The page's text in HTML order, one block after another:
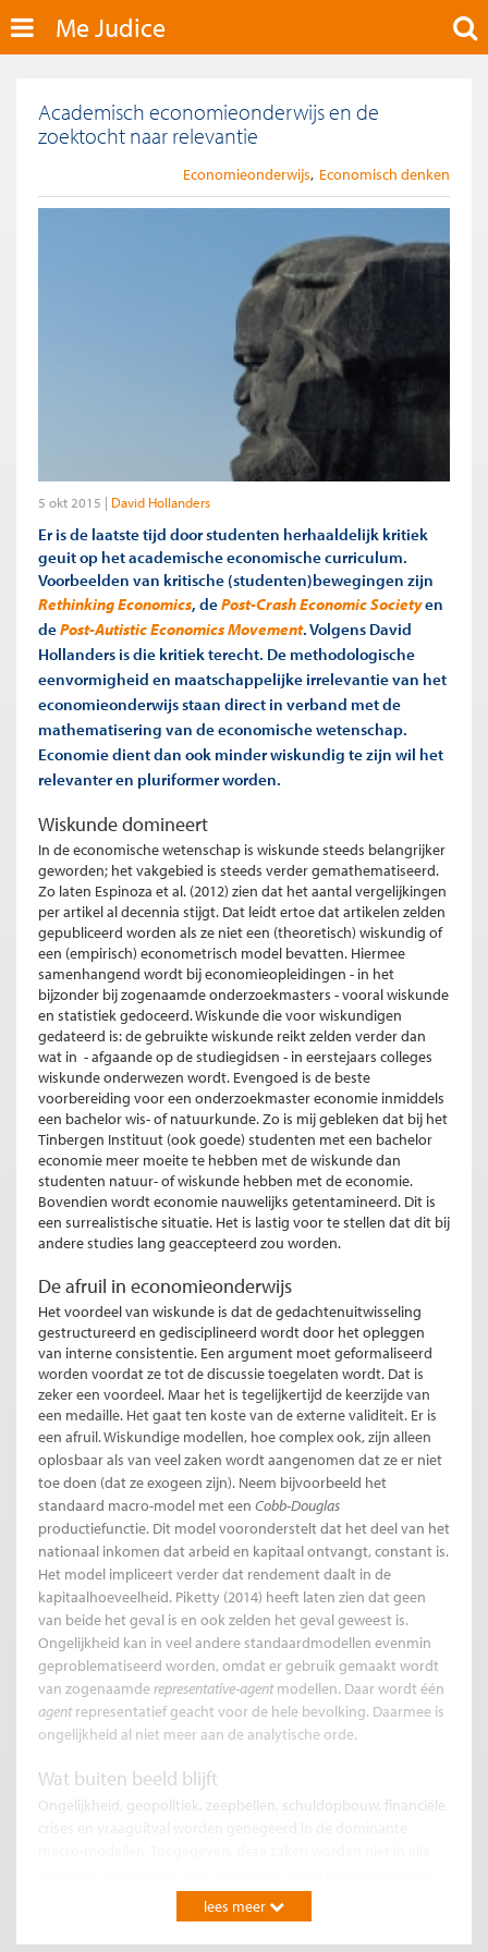
Me Judice
Academisch economieonderwijs en de
zoektocht naar relevantie
Economieonderwijs Economisch denken
5 okt 2015 David Hollanders
Er is de laatste tijd door studenten herhaaldelijk kritiek
geuit op het academische economische curriculum.
Voorbeelden van kritische (studenten)bewegingen zijn
Rethinking Economics, dePost-Crash Economic Societyen
dePost-Autistic EconomicsMovement. Volgens David
Hollanders is die kritiek terecht. De methodologische
eenvormigheid en maatschappelijke irrelevantie van het
economieonderwijs staan direct in verband met de
mathematisering van de economische wetenschap.
Economie dient dan ook minder wiskundig te zijn wil het
relevanter en pluriformer worden.
Wiskunde domineert
In de economische wetenschap is wiskunde steeds belangrijker
geworden; het vakgebied is steeds verder gemathematiseerd.
Zo laten Espinoza et al. (2012) zien dat het aantal vergelijkingen
per artikel al decennia stijgt. Dat leidt ertoe dat artikelen zelden
gepubliceerd worden als ze niet een (theoretisch) wiskundig of
een (empirisch) econometrisch model bevatten. Hiermee
samenhangend wordt bij economieopleidingen - in het
bijzonder bij zogenaamde onderzoekmasters - vooral wiskunde
en statistiek gedoceerd. Wiskunde die voor wiskundigen
gedateerd is: de gebruikte wiskunde reikt zelden verder dan
wat in - afgaande op de studiegidsen - in eerstejaars colleges
wiskunde onderwezen wordt. Evengoed is de beste
voorbereiding voor een onderzoekmaster economie inmiddels
een bachelor wis- of natuurkunde. Zo is mij gebleken dat bij het
Tinbergen Instituut (ook goede) studenten met een bachelor
economie meer moeite te hebben met de wiskunde dan
studenten natuur- of wiskunde hebben met de economie.
Bovendien wordt economie nauwelijks getentamineerd. Dit is
een surrealistische situatie. Het is lastig voor te stellen dat dit bij
andere studies lang geaccepteerd zou worden.
De afruil in economieonderwijs
Het voordeel van wiskunde is dat de gedachtenuitwisseling
gestructureerd en gedisciplineerd wordt door het opleggen
van interne consistentie. Een argument moet geformaliseerd
worden voordat ze tot de discussie toegelaten wordt. Dat is
zeker een voordeel. Maar het is tegelijkertijd de keerzijde van
een medaille. Het gaat ten koste van de externe validiteit. Er is
een afruil.Wiskundige modellen, hoe complex ook, zijn alleen
oplosbaar als van veel zaken wordt aangenomen dat ze er niet
toe doen (dat ze exogeen zijn). Neem bijvoorbeeld het
standaard macro-model met een Cobb-Douglas
productiefunctie. Dit model vooronderstelt dat het deel van het
nationaal inkomen dat arbeid en kapitaal ontvangt, constant is.
Het model impliceert verder dat rendement daalt in de
kapitaalhoeveelheid. Piketty (2014) heeft laten zien dat geen
van beide het geval is en ook zelden het geval geweest is.
Ongelijkheid kan in veel andere standaardmodellen evenmin
geproblematiseerd worden, omdat er gebruik gemaakt wordt
van zogenaamderepresentative-agentmodellen. Daar wordt één
agentrepresentatief geacht voor de hele bevolking. Daarmee is
ongelijkheid al niet meer aan de analytische orde.
Wat buiten beeld blijft
Ongelijkheid, geopolitiek, zeepbellen, schuldopbouw, financiële
speciaal geval, modificatie of een uitbreiding. Daar komt nog
eens bij dat om de modellen overzichtelijk te houden deze
zaken nooit in samenhang kunnen worden besproken. Dat is
lees meer